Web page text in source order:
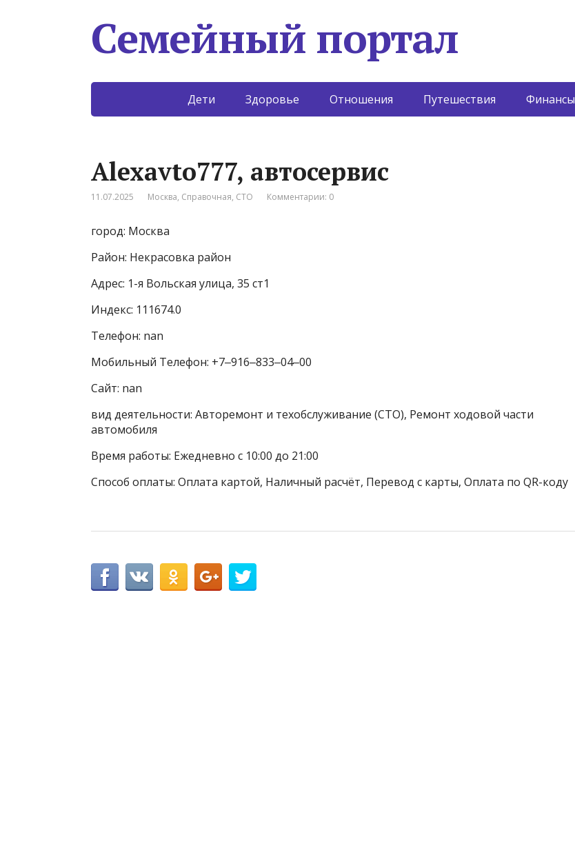
Семейный портал
Дети Здоровье Отношения Путешествия Финансы
Alexavto777, автосервис
11.07.2025 Москва, Справочная, СТО Комментарии: 0
город: Москва
Район: Некрасовка район
Адрес: 1-я Вольская улица, 35 ст1
Индекс: 111674.0
Телефон: nan
Мобильный Телефон: +7‒916‒833‒04‒00
Сайт: nan
вид деятельности: Авторемонт и техобслуживание (СТО), Ремонт ходовой части
автомобиля
Время работы: Ежедневно с 10:00 до 21:00
Способ оплаты: Оплата картой, Наличный расчёт, Перевод с карты, Оплата по QR-коду